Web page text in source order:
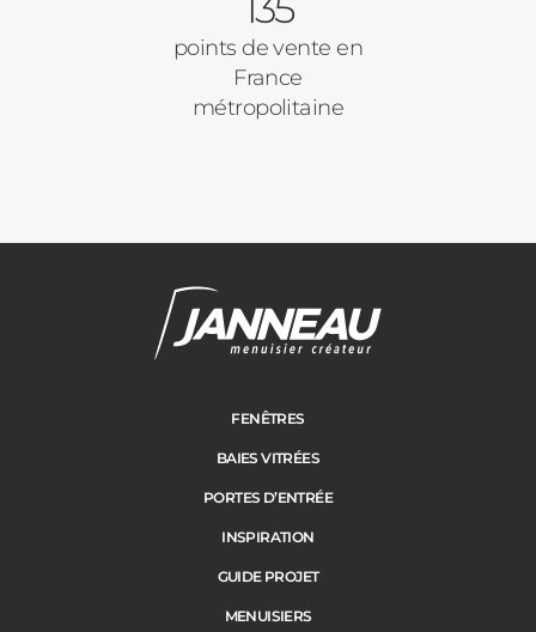
points de vente en
France
métropolitaine
FENÊTRES
BAIES VITRÉES
PORTES D’ENTRÉE
INSPIRATION
GUIDE PROJET
MENUISIERS